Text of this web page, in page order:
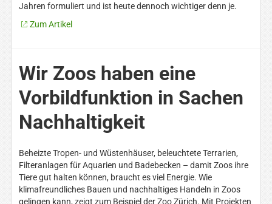
Jahren formuliert und ist heute dennoch wichtiger denn je.
Zum Artikel
Wir Zoos haben eine
Vorbildfunktion in Sachen
Nachhaltigkeit
Beheizte Tropen- und Wüstenhäuser, beleuchtete Terrarien,
Filteranlagen für Aquarien und Badebecken – damit Zoos ihre
Tiere gut halten können, braucht es viel Energie. Wie
klimafreundliches Bauen und nachhaltiges Handeln in Zoos
gelingen kann, zeigt zum Beispiel der Zoo Zürich. Mit Projekten